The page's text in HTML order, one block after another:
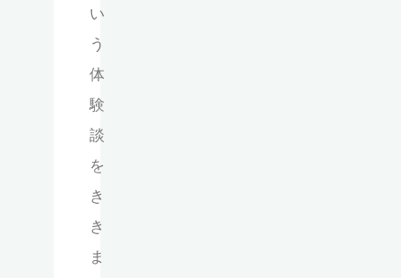
い
う
体
験
談
を
き
き
ま